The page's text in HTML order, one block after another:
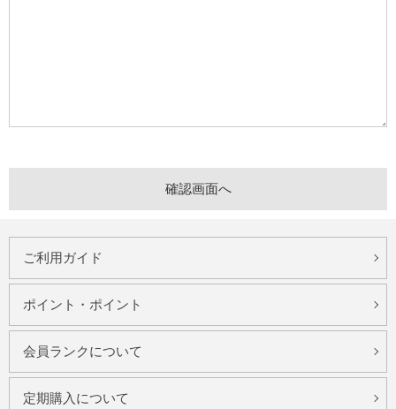
ご利用ガイド
ポイント・ポイント
会員ランクについて
定期購入について